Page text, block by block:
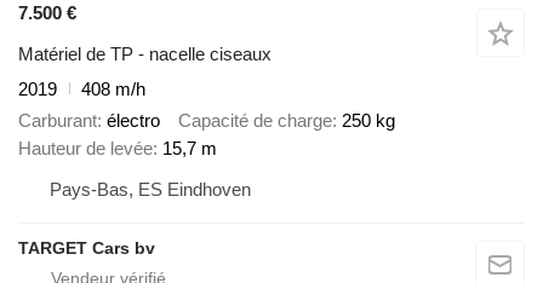
7.500 €
Matériel de TP - nacelle ciseaux
2019
408 m/h
Carburant électro Capacité de charge 250 kg
Hauteur de levée 15,7 m
Pays-Bas, ES Eindhoven
TARGET Cars bv